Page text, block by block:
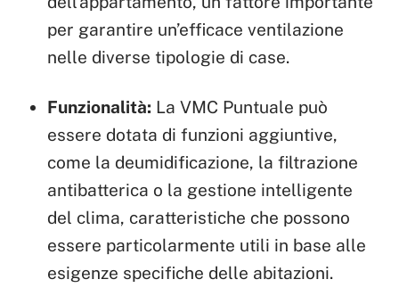
per garantire un’efficace ventilazione
nelle diverse tipologie di case.
Funzionalità: La VMC Puntuale può
essere dotata di funzioni aggiuntive,
come la deumidificazione, la filtrazione
antibatterica o la gestione intelligente
del clima, caratteristiche che possono
essere particolarmente utili in base alle
esigenze specifiche delle abitazioni.